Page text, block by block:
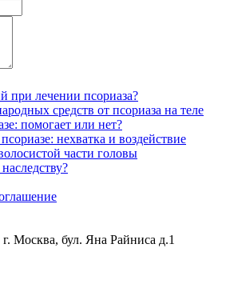
при лечении псориаза?
средств от псориаза на теле
помогает или нет?
нехватка и воздействие
части головы
Москва, бул. Яна Райниса д.1